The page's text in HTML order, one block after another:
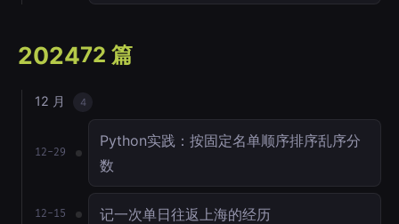
202472 篇
12 月 4
12-29
Python实践：按固定名单顺序排序乱序分
数
12-15 记一次单日往返上海的经历